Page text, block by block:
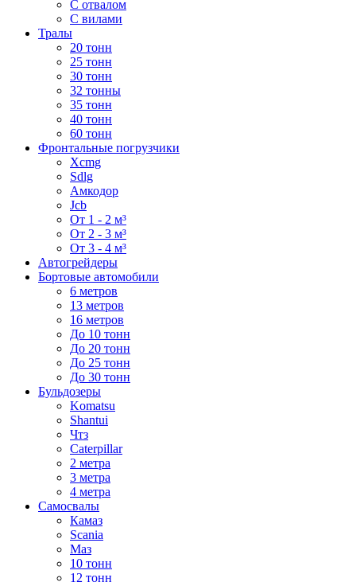
С отвалом
С вилами
Тралы
20 тонн
25 тонн
30 тонн
32 тонны
35 тонн
40 тонн
60 тонн
Фронтальные погрузчики
Xcmg
Sdlg
Амкодор
Jcb
От 1 - 2 м³
От 2 - 3 м³
От 3 - 4 м³
Автогрейдеры
Бортовые автомобили
6 метров
13 метров
16 метров
До 10 тонн
До 20 тонн
До 25 тонн
До 30 тонн
Бульдозеры
Komatsu
Shantui
Чтз
Caterpillar
2 метра
3 метра
4 метра
Самосвалы
Камаз
Scania
Маз
10 тонн
12 тонн